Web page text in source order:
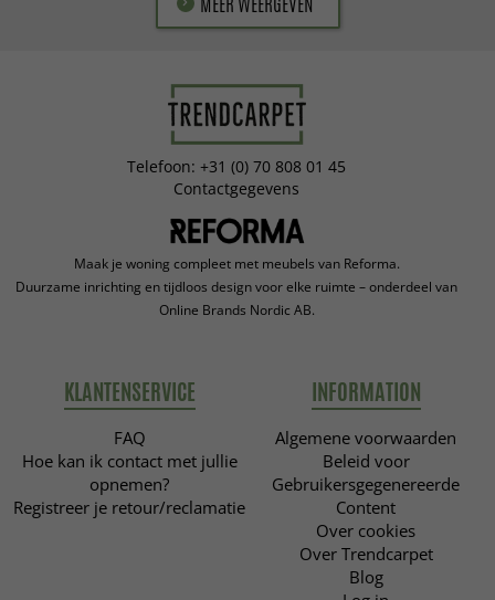
Telefoon: +31 (0) 70 808 01 45
Contactgegevens
Maak je woning compleet met meubels van Reforma.
Duurzame inrichting en tijdloos design voor elke ruimte – onderdeel van
Online Brands Nordic AB.
KLANTENSERVICE
FAQ
Hoe kan ik contact met jullie
opnemen?
Registreer je retour/reclamatie
INFORMATION
Algemene voorwaarden
Beleid voor
Gebruikersgegenereerde
Content
Over cookies
Over Trendcarpet
Blog